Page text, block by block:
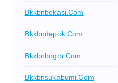
Bkkbnbekasi.com
Bkkbndepok.com
Bkkbnbogor.com
Bkkbnsukabumi.com